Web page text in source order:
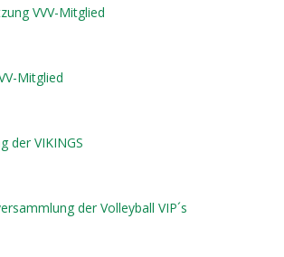
VVV-Mitglied
Mitglied
der VIKINGS
der Volleyball VIP´s